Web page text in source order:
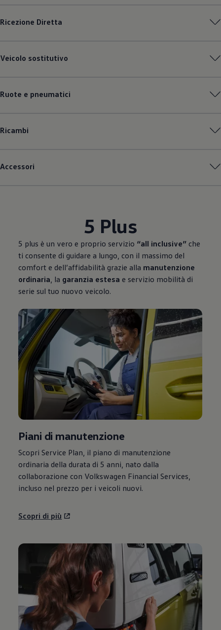
Ricezione Diretta
Veicolo sostitutivo
Ruote e pneumatici
Ricambi
Accessori
5 Plus
5 plus è un vero e proprio servizio “all inclusive” che
ti consente di guidare a lungo, con il massimo del
comfort e dell’affidabilità grazie alla manutenzione
ordinaria , la garanzia estesa e servizio mobilità di
serie sul tuo nuovo veicolo.
Piani di manutenzione
Scopri Service Plan, il piano di manutenzione
ordinaria della durata di 5 anni, nato dalla
collaborazione con Volkswagen Financial Services,
incluso nel prezzo per i veicoli nuovi.
Scopri di più